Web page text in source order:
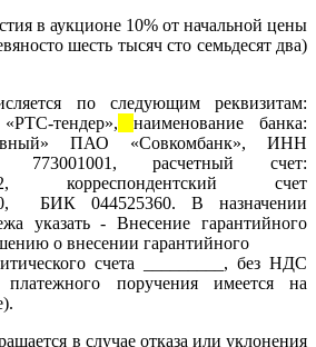
в аукционе 10% от начальной цены
шесть тысяч сто семьдесят два)
по следующим реквизитам:
тендер»,
наименование банка:
ПАО «Совкомбанк», ИНН
773001001 , расчетный счет:
, корреспондентский счет
, БИК 044525360. В назначении
указать -Внесение гарантийного
о внесении гарантийного
счета _________, без НДС
платежного поручения имеется на
в случае отказа или уклонения